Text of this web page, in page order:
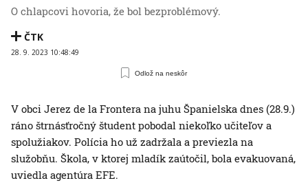
O chlapcovi hovoria, že bol bezproblémový.
ČTK
28. 9. 2023 10:48:49
Odlož na neskôr
V obci Jerez de la Frontera na juhu Španielska dnes (28.9.)
ráno štrnásťročný študent pobodal niekoľko učiteľov a
spolužiakov. Polícia ho už zadržala a previezla na
služobňu. Škola, v ktorej mladík zaútočil, bola evakuovaná,
uviedla agentúra EFE.